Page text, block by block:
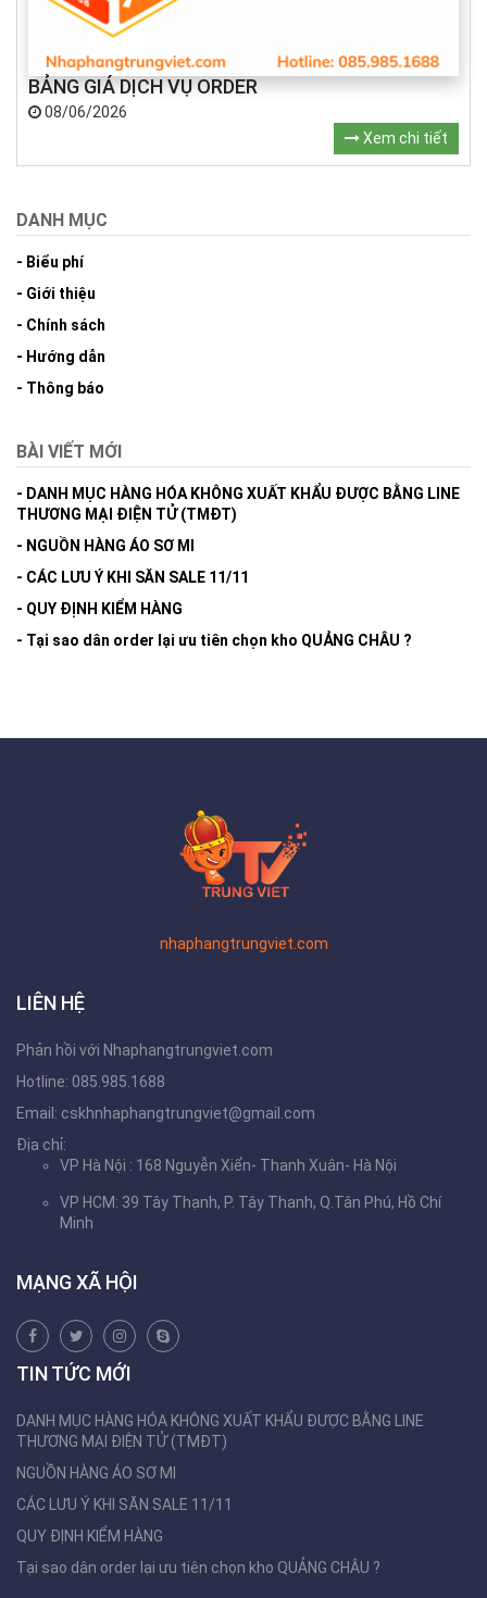
BẢNG GIÁ DỊCH VỤ ORDER
08/06/2026
Xem chi tiết
DANH MỤC
- Biểu phí
- Giới thiệu
- Chính sách
- Hướng dẫn
- Thông báo
BÀI VIẾT MỚI
- DANH MỤC HÀNG HÓA KHÔNG XUẤT KHẨU ĐƯỢC BẰNG LINE
THƯƠNG MẠI ĐIỆN TỬ (TMĐT)
- NGUỒN HÀNG ÁO SƠ MI
- CÁC LƯU Ý KHI SĂN SALE 11/11
- QUY ĐỊNH KIỂM HÀNG
- Tại sao dân order lại ưu tiên chọn kho QUẢNG CHÂU ?
nhaphangtrungviet.com
LIÊN HỆ
Phản hồi với Nhaphangtrungviet.com
Hotline: 085.985.1688
Email: cskhnhaphangtrungviet@gmail.com
Địa chỉ:
VP Hà Nội : 168 Nguyễn Xiển- Thanh Xuân- Hà Nội
VP HCM: 39 Tây Thạnh, P. Tây Thanh, Q.Tân Phú, Hồ Chí
Minh
MẠNG XÃ HỘI
TIN TỨC MỚI
DANH MỤC HÀNG HÓA KHÔNG XUẤT KHẨU ĐƯỢC BẰNG LINE
THƯƠNG MẠI ĐIỆN TỬ (TMĐT)
NGUỒN HÀNG ÁO SƠ MI
CÁC LƯU Ý KHI SĂN SALE 11/11
QUY ĐỊNH KIỂM HÀNG
Tại sao dân order lại ưu tiên chọn kho QUẢNG CHÂU ?